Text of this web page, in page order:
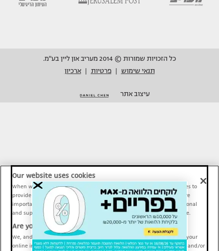
כל הזכויות שמורות © 2014 מעריב און ליין בע"מ.
תנאי שימוש
פרטיות ארכיון
עיצוב אתר
Our website uses cookies
When we provide Maariv, TMI and Sport1 content online, we use cookies to
provide social media features and to analyze our traffic. These tools are
important and necessary for our website functionality. Others are optional
and support Maariv, TMI and Sport1 activity and your online experience.
Are you happy to accept cookies?
We, and our partners, use information about your use of our site and your
online interactions to improve our services and to personalize content and/or